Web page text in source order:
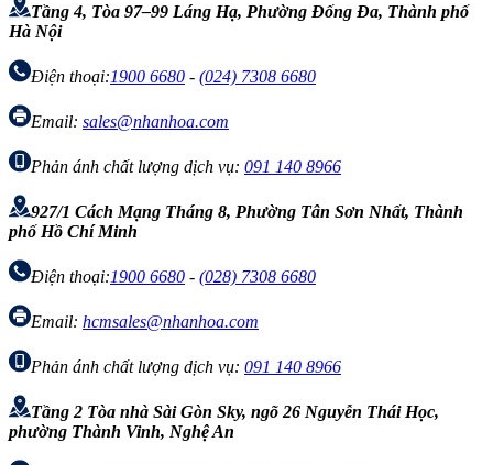
Tầng 4, Tòa 97–99 Láng Hạ, Phường Đống Đa, Thành phố
Hà Nội
Điện thoại:1900 6680 - (024) 7308 6680
Email: sales@nhanhoa.com
Phản ánh chất lượng dịch vụ: 091 140 8966
927/1 Cách Mạng Tháng 8, Phường Tân Sơn Nhất, Thành
phố Hồ Chí Minh
Điện thoại:1900 6680 - (028) 7308 6680
Email: hcmsales@nhanhoa.com
Phản ánh chất lượng dịch vụ: 091 140 8966
Tầng 2 Tòa nhà Sài Gòn Sky, ngõ 26 Nguyễn Thái Học,
phường Thành Vinh, Nghệ An